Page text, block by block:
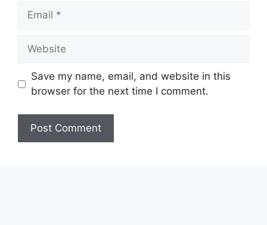
Email
Website
Save my name, email, and website in this
browser for the next time I comment.